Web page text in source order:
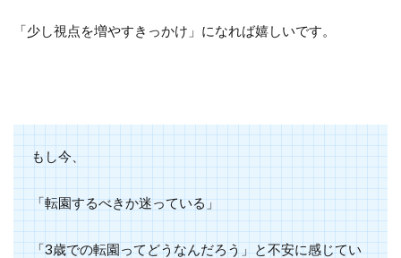
「少し視点を増やすきっかけ」になれば嬉しいです。
もし今、
「転園するべきか迷っている」
「3歳での転園ってどうなんだろう」と不安に感じてい